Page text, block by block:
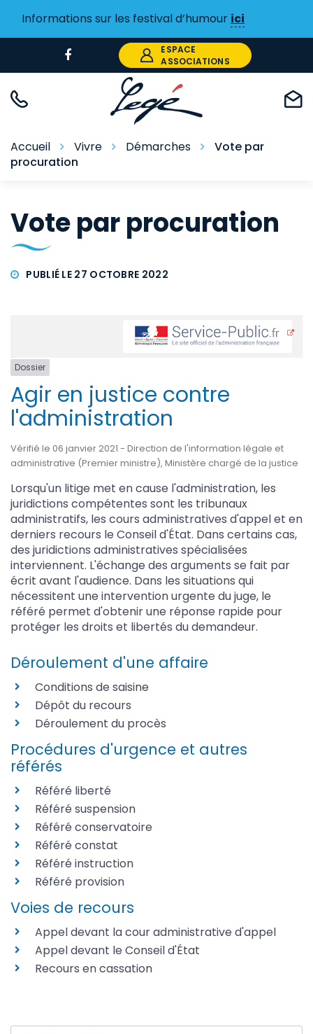
Informations sur les festival d’humour ici
vers
Facebook
ESPACE
ASSOCIATIONS
Accueil Vivre Démarches
Vote par
procuration
Vote par procuration
PUBLIÉ LE 27 OCTOBRE 2022
Dossier
Agir en justice contre
l'administration
Vérifié le 06 janvier 2021 - Direction de l'information légale et
administrative (Premier ministre), Ministère chargé de la justice
Lorsqu'un litige met en cause l'administration, les
juridictions compétentes sont les tribunaux
administratifs, les cours administratives d'appel et en
derniers recours le Conseil d'État. Dans certains cas,
des juridictions administratives spécialisées
interviennent. L'échange des arguments se fait par
écrit avant l'audience. Dans les situations qui
nécessitent une intervention urgente du juge, le
référé permet d'obtenir une réponse rapide pour
protéger les droits et libertés du demandeur.
Déroulement d'une affaire
Conditions de saisine
Dépôt du recours
Déroulement du procès
Procédures d'urgence et autres
référés
Référé liberté
Référé suspension
Référé conservatoire
Référé constat
Référé instruction
Référé provision
Voies de recours
Appel devant la cour administrative d'appel
Appel devant le Conseil d'État
Recours en cassation